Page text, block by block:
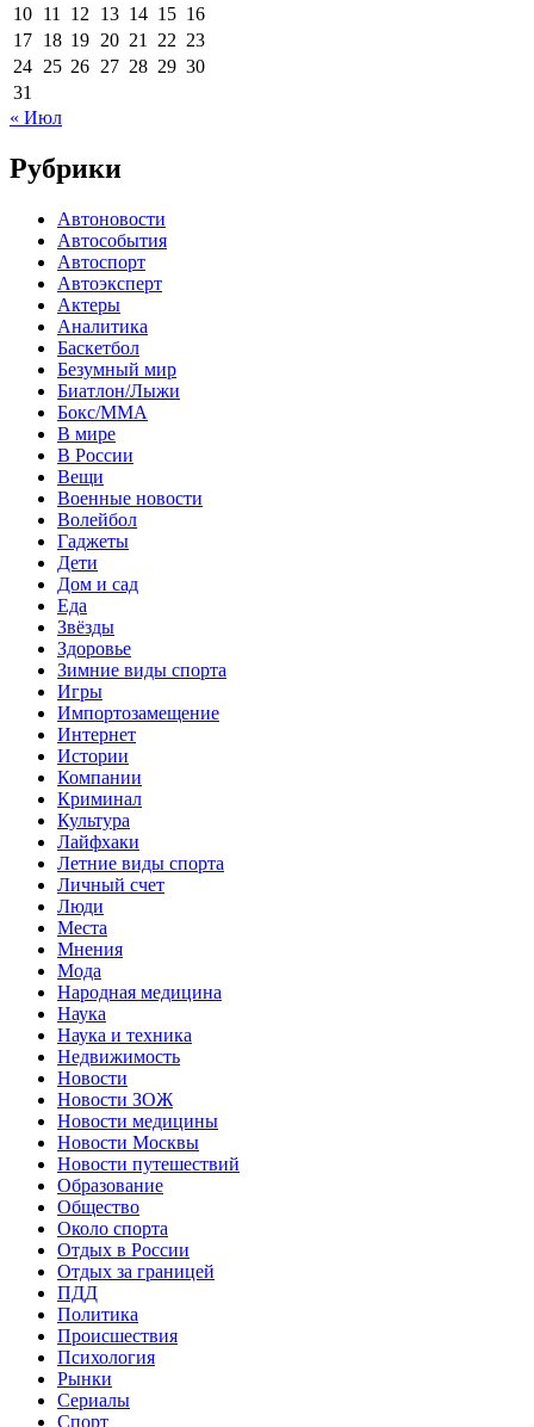
10 11 12 13 14 15 16
17 18 19 20 21 22 23
24 25 26 27 28 29 30
31
« Июл
Рубрики
Автоновости
Автособытия
Автоспорт
Автоэксперт
Актеры
Аналитика
Баскетбол
Безумный мир
Биатлон/Лыжи
Бокс/MMA
В мире
В России
Вещи
Военные новости
Волейбол
Гаджеты
Дети
Дом и сад
Еда
Звёзды
Здоровье
Зимние виды спорта
Игры
Импортозамещение
Интернет
Истории
Компании
Криминал
Культура
Лайфхаки
Летние виды спорта
Личный счет
Люди
Места
Мнения
Мода
Народная медицина
Наука
Наука и техника
Недвижимость
Новости
Новости ЗОЖ
Новости медицины
Новости Москвы
Новости путешествий
Образование
Общество
Около спорта
Отдых в России
Отдых за границей
ПДД
Политика
Происшествия
Психология
Рынки
Сериалы
Спорт